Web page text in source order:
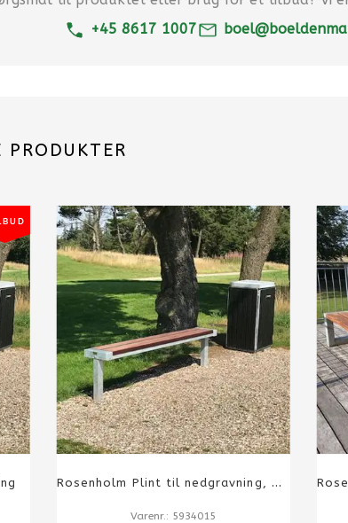
+45 8617 1007
Rosenholm Plint til nedgravning, mahogni
Varenr.: 5934015